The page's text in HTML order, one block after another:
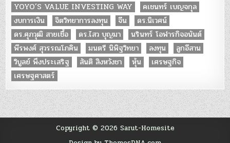
YOYO’S VALUE INVESTING WAY
คเชนทร์ เบญจกุล
งบการเงิน
จิตวิทยาการลงทุน จีน
ดร.นิเวศน์
ดร.ศุภวุฒิ สายเชื้อ
ดร.ไสว บุญมา
นรินทร์ โอฬารกิจอนันต์
พีรพงศ์ สุวรรณโภคิน
มนตรี นิพิฐวิทยา ลงทุน
ลูกอีสาน
วิบูลย์ พึงประเสริฐ
สันติ สิงหวังชา หุ้น
เศรษฐกิจ
เศรษฐศาสตร์
Copyright © 2026 Sarut-Homesite